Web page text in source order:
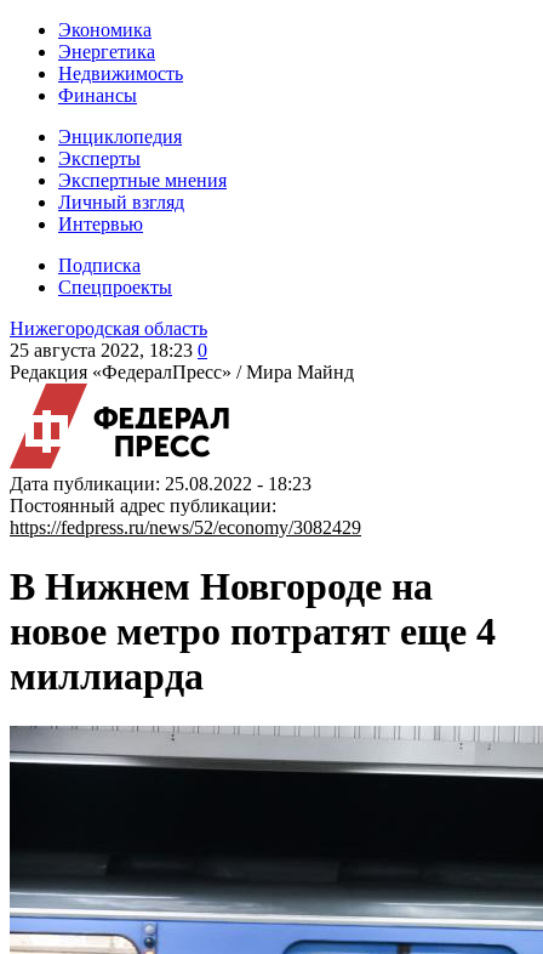
Экономика
Энергетика
Недвижимость
Финансы
Энциклопедия
Эксперты
Экспертные мнения
Личный взгляд
Интервью
Подписка
Спецпроекты
Нижегородская область
25 августа 2022, 18:23 0
Редакция «ФедералПресс» /Мира Майнд
Дата публикации: 25.08.2022 - 18:23
Постоянный адрес публикации:
https://fedpress.ru/news/52/economy/3082429
В Нижнем Новгороде на
новое метро потратят еще 4
миллиарда